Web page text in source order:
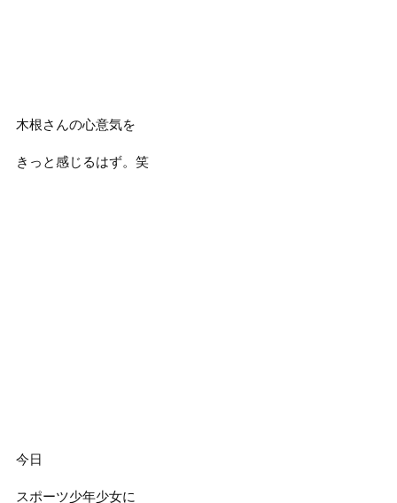
木根さんの心意気を
きっと感じるはず。笑
今日
スポーツ少年少女に